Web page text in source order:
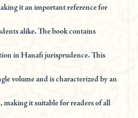
alike. The book contains
in Hanafi jurisprudence. This
volume and is characterized by an
making it suitable for readers of all